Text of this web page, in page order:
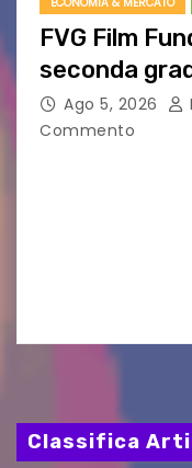
FVG Film
seconda
Ago 5, 2026
Commento
Classifica